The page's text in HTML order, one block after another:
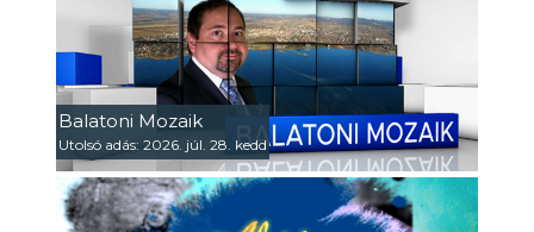
Balatoni Mozaik
Utolsó adás: 2026. júl. 28. kedd